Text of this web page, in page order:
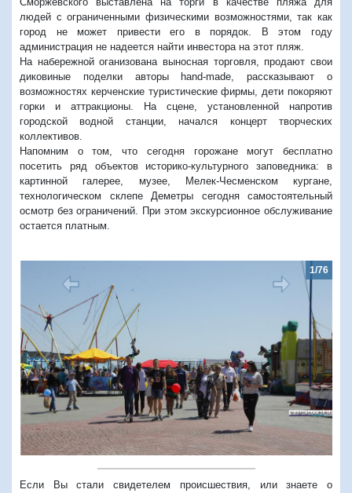
людей с ограниченными физическими возможностями, так как
город не может привести его в порядок. В этом году
администрация не надеется найти инвестора на этот пляж.
На набережной оганизована выносная торговля, продают свои
диковиные поделки авторы hand-made, рассказывают о
возможностях керченские туристические фирмы, дети покоряют
горки и аттракционы. На сцене, установленной напротив
городской водной станции, начался концерт творческих
коллективов.
Напомним о том, что сегодня горожане могут бесплатно
посетить ряд объектов историко-культурного заповедника: в
картинной галерее, музее, Мелек-Чесменском кургане,
технологическом склепе Деметры сегодня самостоятельный
осмотр без ограничений. При этом экскурсионное обслуживание
остается платным.
1/76
Предыдущий
Если Вы стали свидетелем происшествия, или знаете о